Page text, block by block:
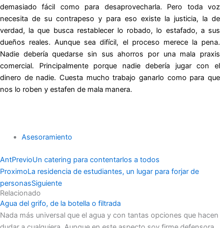
demasiado fácil como para desaprovecharla. Pero toda voz
necesita de su contrapeso y para eso existe la justicia, la de
verdad, la que busca restablecer lo robado, lo estafado, a sus
dueños reales. Aunque sea difícil, el proceso merece la pena.
Nadie debería quedarse sin sus ahorros por una mala praxis
comercial. Principalmente porque nadie debería jugar con el
dinero de nadie. Cuesta mucho trabajo ganarlo como para que
nos lo roben y estafen de mala manera.
Asesoramiento
AntPrevioUn catering para contentarlos a todos
ProximoLa residencia de estudiantes, un lugar para forjar de
personasSiguiente
Relacionado
Agua del grifo, de la botella o filtrada
Nada más universal que el agua y con tantas opciones que hacen